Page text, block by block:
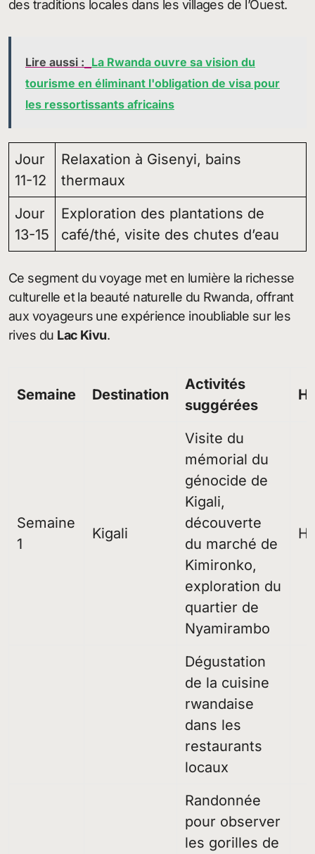
des traditions locales dans les villages de l’Ouest.
Lire aussi : La Rwanda ouvre sa vision du
tourisme en éliminant l'obligation de visa pour
les ressortissants africains
Jour
11-12
Relaxation à Gisenyi, bains
thermaux
Jour
13-15
Exploration des plantations de
café/thé, visite des chutes d’eau
Ce segment du voyage met en lumière la richesse
culturelle et la beauté naturelle du Rwanda, offrant
aux voyageurs une expérience inoubliable sur les
rives du Lac Kivu.
Semaine Destination
Activités
suggérées
Semaine
1
Kigali
Visite du
mémorial du
génocide de
Kigali,
découverte
du marché de
Kimironko,
exploration du
quartier de
Nyamirambo
Dégustation
de la cuisine
rwandaise
dans les
restaurants
locaux
Randonnée
pour observer
les gorilles de